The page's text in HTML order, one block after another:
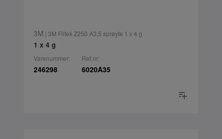
3M | 3M Filtek Z250 A3,5 sprøyte 1 x 4 g
1 x 4 g
Varenummer:
246298
Ref.nr:
6020A35